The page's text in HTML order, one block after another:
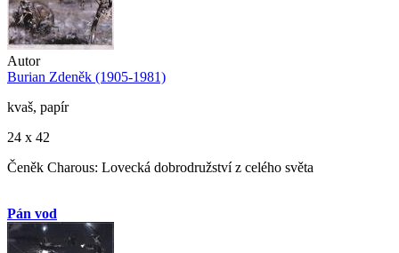
Autor
Burian Zdeněk (1905-1981)
kvaš, papír
24 x 42
Čeněk Charous: Lovecká dobrodružství z celého světa
Pán vod